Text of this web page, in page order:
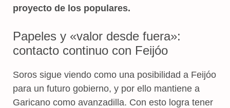
proyecto de los populares.
Papeles y «valor desde fuera»:
contacto continuo con Feijóo
Soros sigue viendo como una posibilidad a Feijóo
para un futuro gobierno, y por ello mantiene a
Garicano como avanzadilla. Con esto logra tener